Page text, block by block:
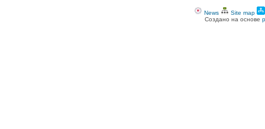
News Site map
Создано на основе